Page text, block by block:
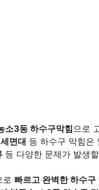
소3동 하수구막힘 으로
면대 등 하수구 막힘은
등 다양한 문제가 발생
로 빠르고 완벽한 하수구